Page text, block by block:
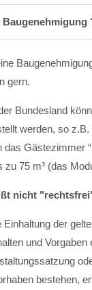
gern.
Bundesland
werden, so
Gästezimmer
zu 75 m³ (das
nicht
Einhaltung der
und
bestehen,